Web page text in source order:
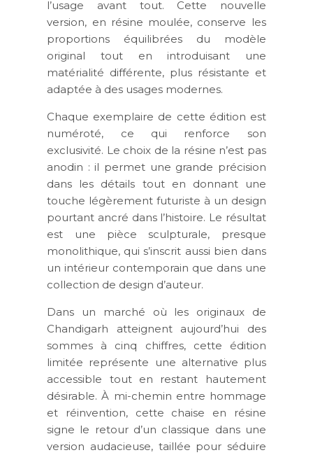
l’usage avant tout. Cette nouvelle
version, en résine moulée, conserve les
proportions équilibrées du modèle
original tout en introduisant une
matérialité différente, plus résistante et
adaptée à des usages modernes.
Chaque exemplaire de cette édition est
numéroté, ce qui renforce son
exclusivité. Le choix de la résine n’est pas
anodin : il permet une grande précision
dans les détails tout en donnant une
touche légèrement futuriste à un design
pourtant ancré dans l’histoire. Le résultat
est une pièce sculpturale, presque
monolithique, qui s’inscrit aussi bien dans
un intérieur contemporain que dans une
collection de design d’auteur.
Dans un marché où les originaux de
Chandigarh atteignent aujourd’hui des
sommes à cinq chiffres, cette édition
limitée représente une alternative plus
accessible tout en restant hautement
désirable. À mi-chemin entre hommage
et réinvention, cette chaise en résine
signe le retour d’un classique dans une
version audacieuse, taillée pour séduire